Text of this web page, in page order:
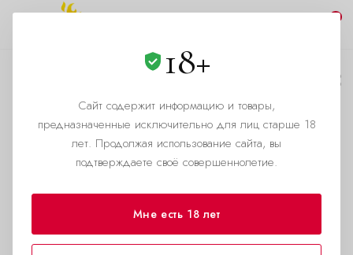
18+
Сайт содержит информацию и товары,
предназначенные исключительно для лиц старше 18
лет. Продолжая использование сайта, вы
подтверждаете своё совершеннолетие.
Мне есть 18 лет
В Москве мужчина
украл 150 флаконов
попперсов и
загадочно умер
Главная страница — Новости